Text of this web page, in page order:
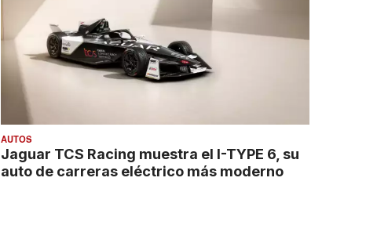
AUTOS
Jaguar TCS Racing muestra el I-TYPE 6, su
auto de carreras eléctrico más moderno